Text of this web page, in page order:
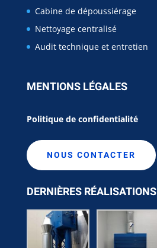
Cabine de dépoussiérage
Nettoyage centralisé
Audit technique et entretien
MENTIONS LÉGALES
Politique de confidentialité
NOUS CONTACTER
DERNIÈRES RÉALISATIONS